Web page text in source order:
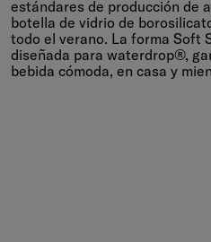
estándares de producción de
botella de vidrio de
todo el verano. La forma Soft
diseñada para waterdrop®,
bebida cómoda, en casa y